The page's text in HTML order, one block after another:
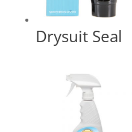
Drysuit Seal